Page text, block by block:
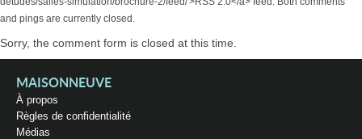
and pings are currently closed.
Sorry, the comment form is closed at this time.
MAISONNEUVE
À propos
Règles de confidentialité
Médias